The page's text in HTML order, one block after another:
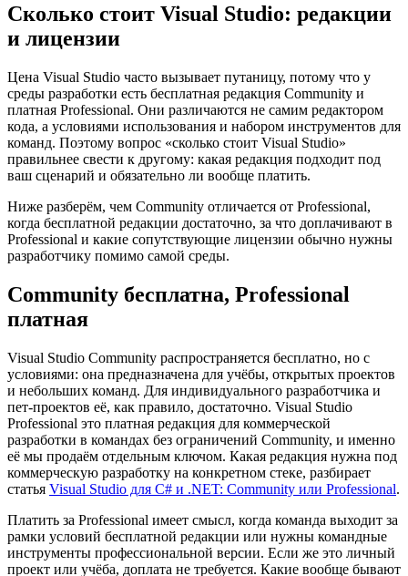
Сколько стоит Visual Studio: редакции
и лицензии
Цена Visual Studio часто вызывает путаницу, потому что у
среды разработки есть бесплатная редакция Community и
платная Professional. Они различаются не самим редактором
кода, а условиями использования и набором инструментов для
команд. Поэтому вопрос «сколько стоит Visual Studio»
правильнее свести к другому: какая редакция подходит под
ваш сценарий и обязательно ли вообще платить.
Ниже разберём, чем Community отличается от Professional,
когда бесплатной редакции достаточно, за что доплачивают в
Professional и какие сопутствующие лицензии обычно нужны
разработчику помимо самой среды.
Community бесплатна, Professional
платная
Visual Studio Community распространяется бесплатно, но с
условиями: она предназначена для учёбы, открытых проектов
и небольших команд. Для индивидуального разработчика и
пет-проектов её, как правило, достаточно. Visual Studio
Professional это платная редакция для коммерческой
разработки в командах без ограничений Community, и именно
её мы продаём отдельным ключом. Какая редакция нужна под
коммерческую разработку на конкретном стеке, разбирает
статья Visual Studio для C# и .NET: Community или Professional.
Платить за Professional имеет смысл, когда команда выходит за
рамки условий бесплатной редакции или нужны командные
инструменты профессиональной версии. Если же это личный
проект или учёба, доплата не требуется. Какие вообще бывают